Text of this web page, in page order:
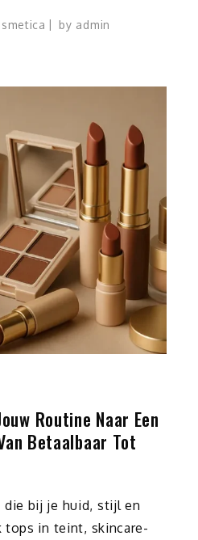
by admin
Routine Naar Een
Betaalbaar Tot
die bij je huid, stijl en
tops in teint, skincare-